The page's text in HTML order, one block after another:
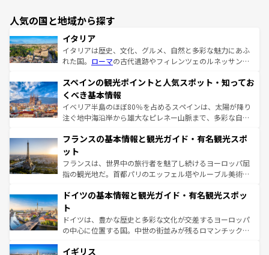
人気の国と地域から探す
イタリア
イタリアは歴史、文化、グルメ、自然と多彩な魅力にあふ
れた国。 ローマの古代遺跡やフィレンツェのルネッサンス
ろん、トスカーナの美しい田園風景やアマルフィ海岸の絶
景など、自然景観も見逃せない。観光の合間には、本場の
ピザやパスタなど、絶品のイタリア料理を堪能することも
できる。朝目覚めてから夜眠るまで、すべての瞬間を楽し
なお、新着のイタリア情報はコンテンツ一覧を参照してほ
しい。
スペインの観光ポイントと人気スポット・知ってお
くべき基本情報
イベリア半島のほぼ80％を占めるスペインは、太陽が降り
注ぐ地中海沿岸から雄大なピレネー山脈まで、多彩な自然
文化が根付くこの国では、情熱的なフラメンコ、熱気あふ
れる闘牛、そして美味しいタパスが生活の一部となってい
る。首都マドリードの洗練された雰囲気や、バルセロナの
アートに溢れた街角から、地方では古代ローマ遺跡や中世
せる。地方によって風土や気候が異なるスペインはその個
ンテンツ一覧 を参照してほしい。
フランスの基本情報と観光ガイド・有名観光スポ
ット
フランスは、世界中の旅行者を魅了し続けるヨーロッパ屈
指の観光地だ。首都パリのエッフェル塔やルーブル美術館
で、幅広い魅力が詰まっている。華麗な宮殿、歴史的な大
聖堂、美しいビーチ、そして豊かな自然が、訪れる者を心
から魅了する。また、フランスは美食の国としても知ら
れ、フランス料理はユネスコ無形文化遺産にも登録されて
香り高いラベンダー畑など、多彩な楽しみ方が可能だ。さ
ドイツの基本情報と観光ガイド・有名観光スポッ
ト
ドイツは、豊かな歴史と多彩な文化が交差するヨーロッパ
の中心に位置する国。中世の街並みが残るロマンチック街
顔を持つこの国は、どこを歩いても飽きることがない。ベ
イギリス